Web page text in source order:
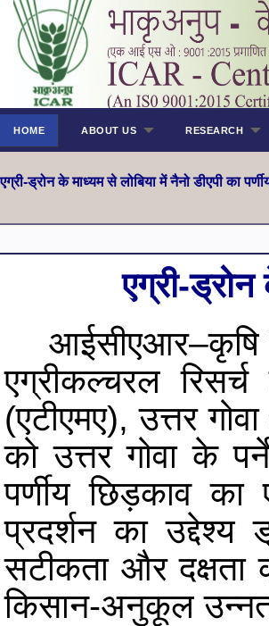
HOME ABOUT US RESEARCH
एग्री-ड्रोनके माध्यम से लोबिया में नैनो डीएपी का
एग्री-ड्रोन
आईसीएआर–कृषि
एग्रीकल्चरल
(एटीएमए), उत्तर
को उत्तर गोवा के
पर्णीय छिड़काव
प्रदर्शन का उद्देश्य
सटीकता और दक्षता
किसान-अनुकूल उन्नत